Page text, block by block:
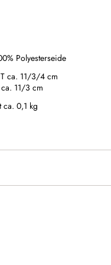
Polyesterseide
ca. 11/3/4 cm
11/3 cm
ca. 0,1 kg